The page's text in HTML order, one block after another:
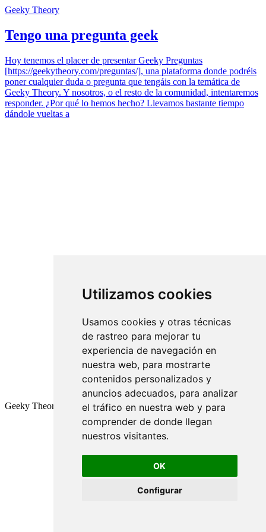
Utilizamos cookies
Usamos cookies y otras técnicas
de rastreo para mejorar tu
experiencia de navegación en
nuestra web, para mostrarte
contenidos personalizados y
anuncios adecuados, para analizar
el tráfico en nuestra web y para
comprender de donde llegan
nuestros visitantes.
OK
Configurar
Geeky Theory
Tengo una pregunta geek
Hoy tenemos el placer de presentar Geeky Preguntas
[https://geekytheory.com/preguntas/], una plataforma donde podréis
poner cualquier duda o pregunta que tengáis con la temática de
Geeky Theory. Y nosotros, o el resto de la comunidad, intentaremos
responder. ¿Por qué lo hemos hecho? Llevamos bastante tiempo
dándole vueltas a
Geeky Theory © 2026